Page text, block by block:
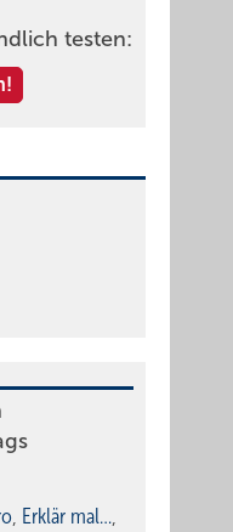
testen:
, Erklär mal…,